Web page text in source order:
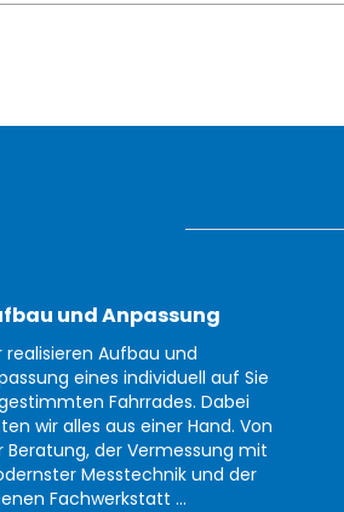
und Anpassung
realisieren Aufbau und
eines individuell auf Sie
Fahrrades. Dabei
wir alles aus einer Hand. Von
Beratung, der Vermessung mit
Messtechnik und der
Fachwerkstatt ...